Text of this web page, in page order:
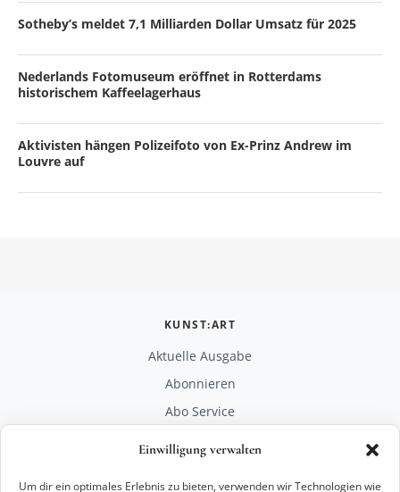
Einwilligung verwalten
Um dir ein optimales Erlebnis zu bieten, verwenden wir Technologien wie
Sotheby’s meldet 7,1 Milliarden Dollar Umsatz für 2025
Nederlands Fotomuseum eröffnet in Rotterdams
historischem Kaffeelagerhaus
Aktivisten hängen Polizeifoto von Ex-Prinz Andrew im
Louvre auf
KUNST:ART
Aktuelle Ausgabe
Abonnieren
Abo Service